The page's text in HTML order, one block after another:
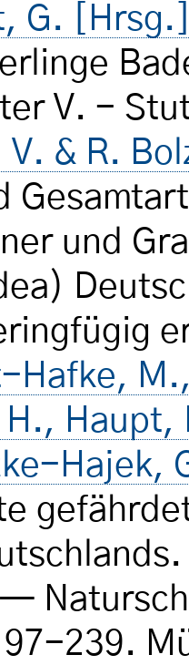
G.
V. -
V. & R.
und
Hafke,
Haupt,
Hajek,
239.